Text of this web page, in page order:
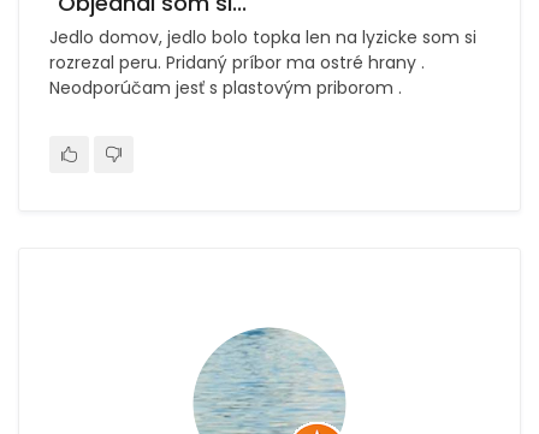
Jedlo domov, jedlo bolo topka len na lyzicke som si
rozrezal peru. Pridaný príbor ma ostré hrany .
Neodporúčam jesť s plastovým priborom .